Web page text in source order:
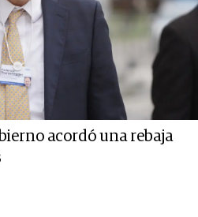
acordó una rebaja